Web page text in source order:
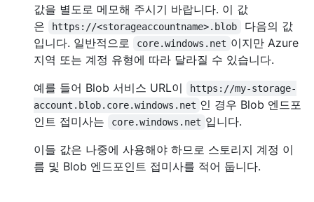
값을 별도로 메모해 주시기 바랍니다. 이 값
은
https://<storageaccountname>.blob
다음의 값
입니다. 일반적으로
core.windows.net 이지만 Azure
지역 또는 계정 유형에 따라 달라질 수 있습니다.
예를 들어 Blob 서비스 URL이
https://my-storage-
account.blob.core.windows.net 인 경우 Blob 엔드포
인트 접미사는
core.windows.net 입니다.
이들 값은 나중에 사용해야 하므로 스토리지 계정 이
름 및 Blob 엔드포인트 접미사를 적어 둡니다.